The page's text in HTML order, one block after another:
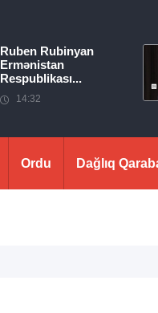
Ruben Rubinyan
Ermənistan
Respublikası...
14:32
Ordu Dağlıq